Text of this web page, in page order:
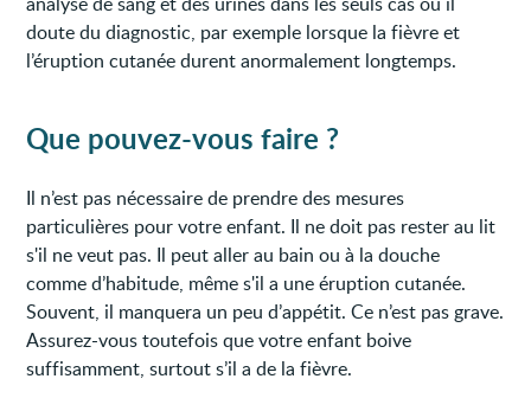
doute du diagnostic, par exemple lorsque la fièvre et
l’éruption cutanée durent anormalement longtemps.
Que pouvez-vous faire ?
Il n’est pas nécessaire de prendre des mesures
particulières pour votre enfant. Il ne doit pas rester au lit
s'il ne veut pas. Il peut aller au bain ou à la douche
comme d’habitude, même s'il a une éruption cutanée.
Souvent, il manquera un peu d’appétit. Ce n’est pas grave.
Assurez-vous toutefois que votre enfant boive
suffisamment, surtout s’il a de la fièvre.